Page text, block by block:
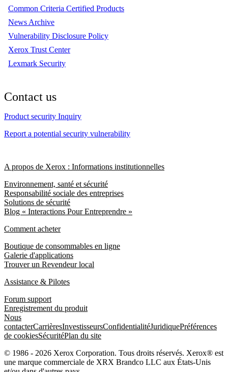
Common Criteria Certified Products
News Archive
Vulnerability Disclosure Policy
Xerox Trust Center
Lexmark Security
Contact us
Product security Inquiry
Report a potential security vulnerability
A propos de Xerox : Informations institutionnelles
Environnement, santé et sécurité
Responsabilité sociale des entreprises
Solutions de sécurité
Blog « Interactions Pour Entreprendre »
Comment acheter
Boutique de consommables en ligne
Galerie d'applications
Trouver un Revendeur local
Assistance & Pilotes
Forum support
Enregistrement du produit
Nous
contacterCarrièresInvestisseursConfidentialitéJuridiquePréférences
de cookiesSécuritéPlan du site
© 1986 - 2026 Xerox Corporation. Tous droits réservés. Xerox® est
une marque commerciale de XRX Brandco LLC aux États-Unis